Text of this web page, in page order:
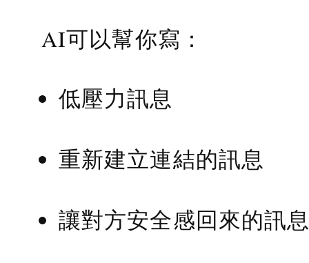
AI可以幫你寫：
低壓力訊息
重新建立連結的訊息
讓對方安全感回來的訊